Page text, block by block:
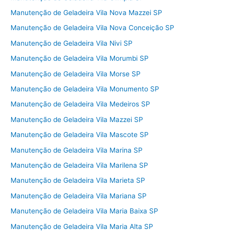
Manutenção de Geladeira Vila Nova Mazzei SP
Manutenção de Geladeira Vila Nova Conceição SP
Manutenção de Geladeira Vila Nivi SP
Manutenção de Geladeira Vila Morumbi SP
Manutenção de Geladeira Vila Morse SP
Manutenção de Geladeira Vila Monumento SP
Manutenção de Geladeira Vila Medeiros SP
Manutenção de Geladeira Vila Mazzei SP
Manutenção de Geladeira Vila Mascote SP
Manutenção de Geladeira Vila Marina SP
Manutenção de Geladeira Vila Marilena SP
Manutenção de Geladeira Vila Marieta SP
Manutenção de Geladeira Vila Mariana SP
Manutenção de Geladeira Vila Maria Baixa SP
Manutenção de Geladeira Vila Maria Alta SP